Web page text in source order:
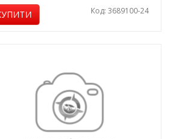
Код: 3689100-24